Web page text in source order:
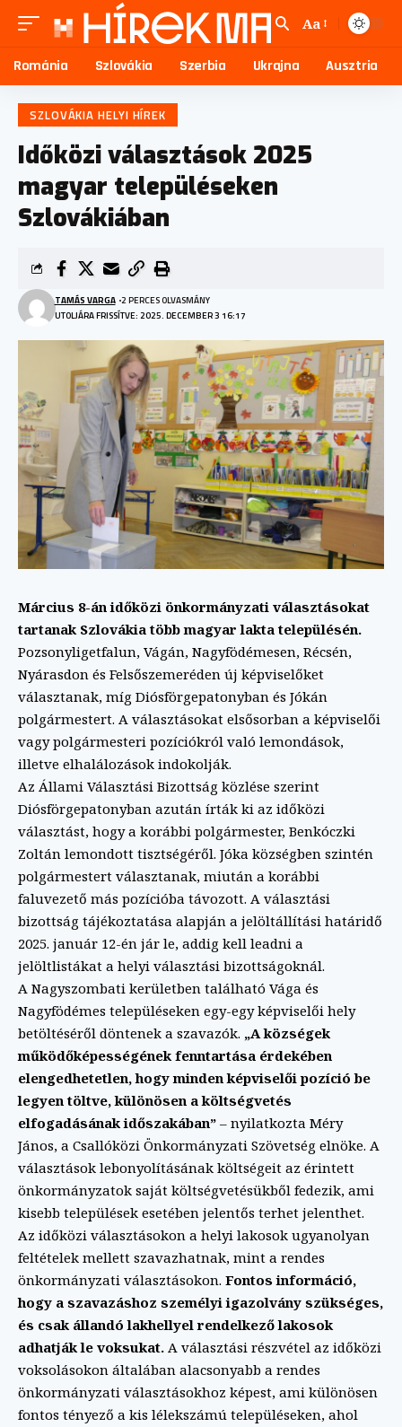
Aa
Románia Szlovákia Szerbia Ukrajna Ausztria
SZLOVÁKIA HELYI HÍREK
Időközi választások 2025
magyar településeken
Szlovákiában
UTOLJÁRA FRISSÍTVE: 2025. DECEMBER 3 16:17
TAMÁS VARGA 2 PERCES OLVASMÁNY
Március 8-án időközi önkormányzati választásokat
tartanak Szlovákia több magyar lakta településén.
Pozsonyligetfalun, Vágán, Nagyfödémesen, Récsén,
Nyárasdon és Felsőszemeréden új képviselőket
választanak, míg Diósförgepatonyban és Jókán
polgármestert. A választásokat elsősorban a képviselői
vagy polgármesteri pozíciókról való lemondások,
illetve elhalálozások indokolják.
Az Állami Választási Bizottság közlése szerint
Diósförgepatonyban azután írták ki az időközi
választást, hogy a korábbi polgármester, Benkóczki
Zoltán lemondott tisztségéről. Jóka községben szintén
polgármestert választanak, miután a korábbi
faluvezető más pozícióba távozott. A választási
bizottság tájékoztatása alapján a jelöltállítási határidő
2025. január 12-én jár le, addig kell leadni a
jelöltlistákat a helyi választási bizottságoknál.
A Nagyszombati kerületben található Vága és
Nagyfödémes településeken egy-egy képviselői hely
betöltéséről döntenek a szavazók. „A községek
működőképességének fenntartása érdekében
elengedhetetlen, hogy minden képviselői pozíció be
legyen töltve, különösen a költségvetés
elfogadásának időszakában” – nyilatkozta Méry
János, a Csallóközi Önkormányzati Szövetség elnöke. A
választások lebonyolításának költségeit az érintett
önkormányzatok saját költségvetésükből fedezik, ami
kisebb települések esetében jelentős terhet jelenthet.
Az időközi választásokon a helyi lakosok ugyanolyan
feltételek mellett szavazhatnak, mint a rendes
önkormányzati választásokon. Fontos információ,
hogy a szavazáshoz személyi igazolvány szükséges,
és csak állandó lakhellyel rendelkező lakosok
adhatják le voksukat. A választási részvétel az időközi
voksolásokon általában alacsonyabb a rendes
önkormányzati választásokhoz képest, ami különösen
fontos tényező a kis lélekszámú településeken, ahol